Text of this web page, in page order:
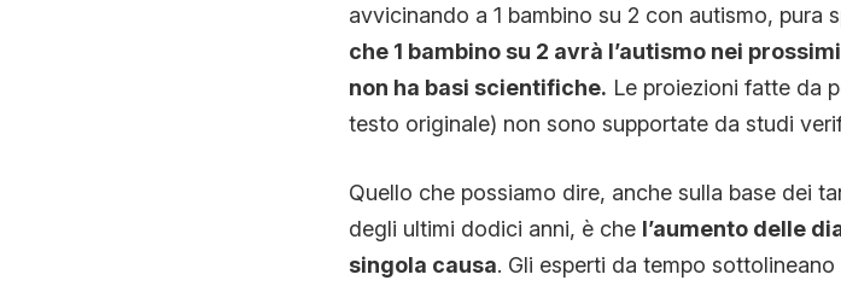
avvicinando a 1 bambino su 2 con autismo, pura
che 1 bambino su 2 avrà l’autismo nei
non ha basi scientifiche. Le proiezioni fatte da
testo originale) non sono supportate da studi
Quello che possiamo dire, anche sulla base dei
degli ultimi dodici anni, è che l’aumento delle
singola causa. Gli esperti da tempo sottolineano